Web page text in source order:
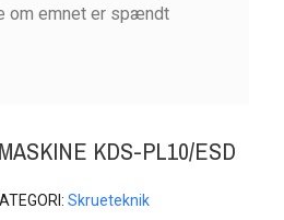
om emnet er spændt
KDS-PL10/ESD
Skrueteknik